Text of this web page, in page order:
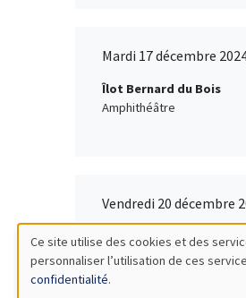
Mardi 17 décembre
Îlot Bernard du Bois
Amphithéâtre
Vendredi 20 décembre
Îlot Bernard du Bois
Amphithéâtre
Utilisation
Ce site utilise des cookies et des
personnaliser l’utilisation de ces
confidentialité.